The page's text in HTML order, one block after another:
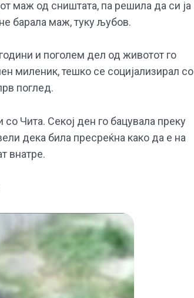
маж од сништата, па решила да си ја
барала маж, туку љубов.
и поголем дел од животот го
миленик, тешко се социјализирал со
поглед.
Чита. Секој ден го бацувала преку
дека била пресреќна како да е на
внатре.